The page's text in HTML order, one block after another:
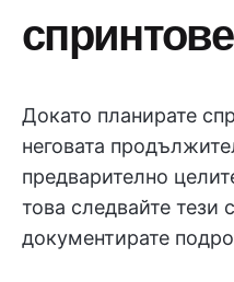
Докато планирате
неговата
предварително
това следвайте тези
документирате